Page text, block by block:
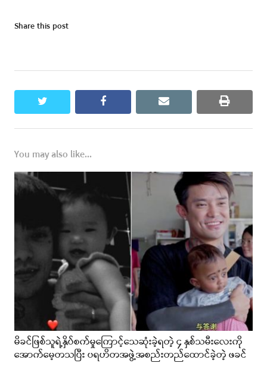
Share this post
twitter facebook email print
You may also like...
မိခင်ဖြစ်သူရဲ့နှိပ်စက်မှုကြောင့်သေဆုံးခဲ့ရတဲ့ ၄ နှစ်သမီးလေးကို
အောက်မေ့တသပြီး ပရဟိတအဖွဲ့အစည်းတည်ထောင်ခဲ့တဲ့ ဖခင်